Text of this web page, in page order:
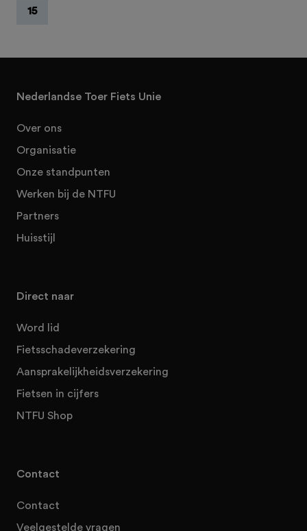
15
Nederlandse Toer Fiets Unie
Over ons
Organisatie
Onze standpunten
Werken bij de NTFU
Partners
Huisstijl
Direct naar
Word lid
Fietsschadeverzekering
Aansprakelijkheidsverzekering
Fietsen in cijfers
NTFU Shop
Contact
Contact
Veelgestelde vragen